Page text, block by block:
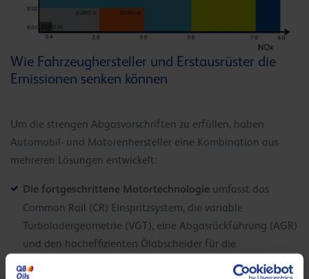
Wie Fahrzeughersteller und Erstausrüster die
Emissionen senken können
Um die strengen Abgasvorschriften zu erfüllen, haben
Automobil- und Motorenhersteller eine Kombination aus
mehreren Lösungen entwickelt:
Die fortgeschrittene Motortechnologie umfasst das
Common Rail (CR) Einspritzsystem, die variable
Turboladergeometrie (VGT), eine Abgasrückführung (AGR)
und den hocheffizienten Ölabscheider für die
geschlossene Kurbelgehäuseentlüftung (CCV).